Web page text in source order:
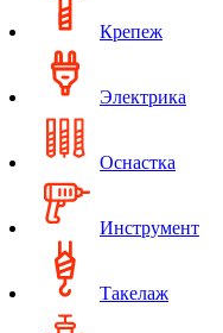
Крепеж
Электрика
Оснастка
Инструмент
Такелаж